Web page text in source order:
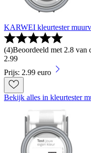
KARWEI kleurtester
(4)Beoordeeld met 2.8 van
2.99
Prijs: 2.99 euro
Bekijk alles in kleurtester